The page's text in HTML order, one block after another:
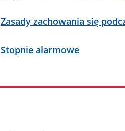
Zasady zachowania się
Stopnie alarmowe